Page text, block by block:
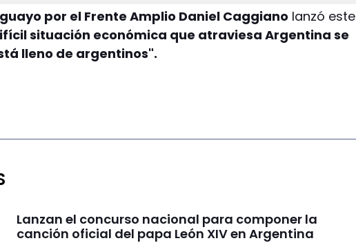
por el Frente Amplio Daniel Caggiano lanzó este
situación económica que atraviesa Argentina se
lleno de argentinos".
Lanzan el concurso nacional para componer la
canción oficial del papa León XIV en Argentina